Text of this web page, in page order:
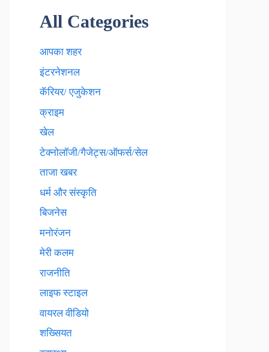
All Categories
आपका शहर
इंटरनेशनल
कॅरियर/ एजुकेशन
क्राइम
खेल
टेक्नाेलाॅजी/गैजेट्स/ऑफर्स/सेल
ताजा खबर
धर्म और संस्कृति
बिजनेस
मनोरंजन
मेरी कलम
राजनीति
लाइफ स्टाइल
वायरल वीडियो
शख्सियत